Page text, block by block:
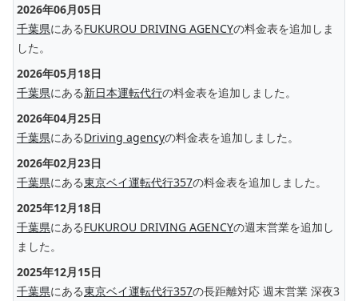
2026年06月05日
千葉県にあるFUKUROU DRIVING AGENCYの料金表を追加しま
した。
2026年05月18日
千葉県にある新日本運転代行の料金表を追加しました。
2026年04月25日
千葉県にあるDriving agencyの料金表を追加しました。
2026年02月23日
千葉県にある東京ベイ運転代行357の料金表を追加しました。
2025年12月18日
千葉県にあるFUKUROU DRIVING AGENCYの週末営業を追加し
ました。
2025年12月15日
千葉県にある東京ベイ運転代行357の長距離対応 週末営業 深夜3